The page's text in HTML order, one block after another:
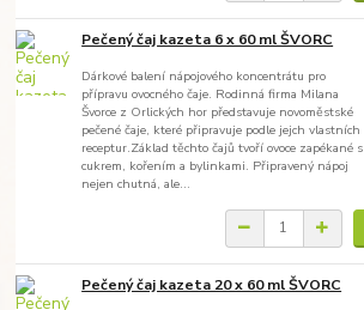
Pečený čaj kazeta 6 x 60 ml ŠVORC
Dárkové balení nápojového koncentrátu pro
přípravu ovocného čaje. Rodinná firma Milana
Švorce z Orlických hor představuje novoměstské
pečené čaje, které připravuje podle jejch vlastních
receptur.Základ těchto čajů tvoří ovoce zapékané s
cukrem, kořením a bylinkami. Připravený nápoj
nejen chutná, ale...
Pečený čaj kazeta 20 x 60 ml ŠVORC